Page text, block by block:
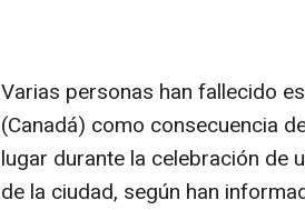
Varias personas han fallecido
(Canadá) como consecuencia
lugar durante la celebración de
de la ciudad, según han